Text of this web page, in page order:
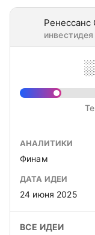
Ренессанс
инвестидея
АНАЛИТИКИ
Финам
ДАТА ИДЕИ
24 июня 2025
ВСЕ ИДЕИ